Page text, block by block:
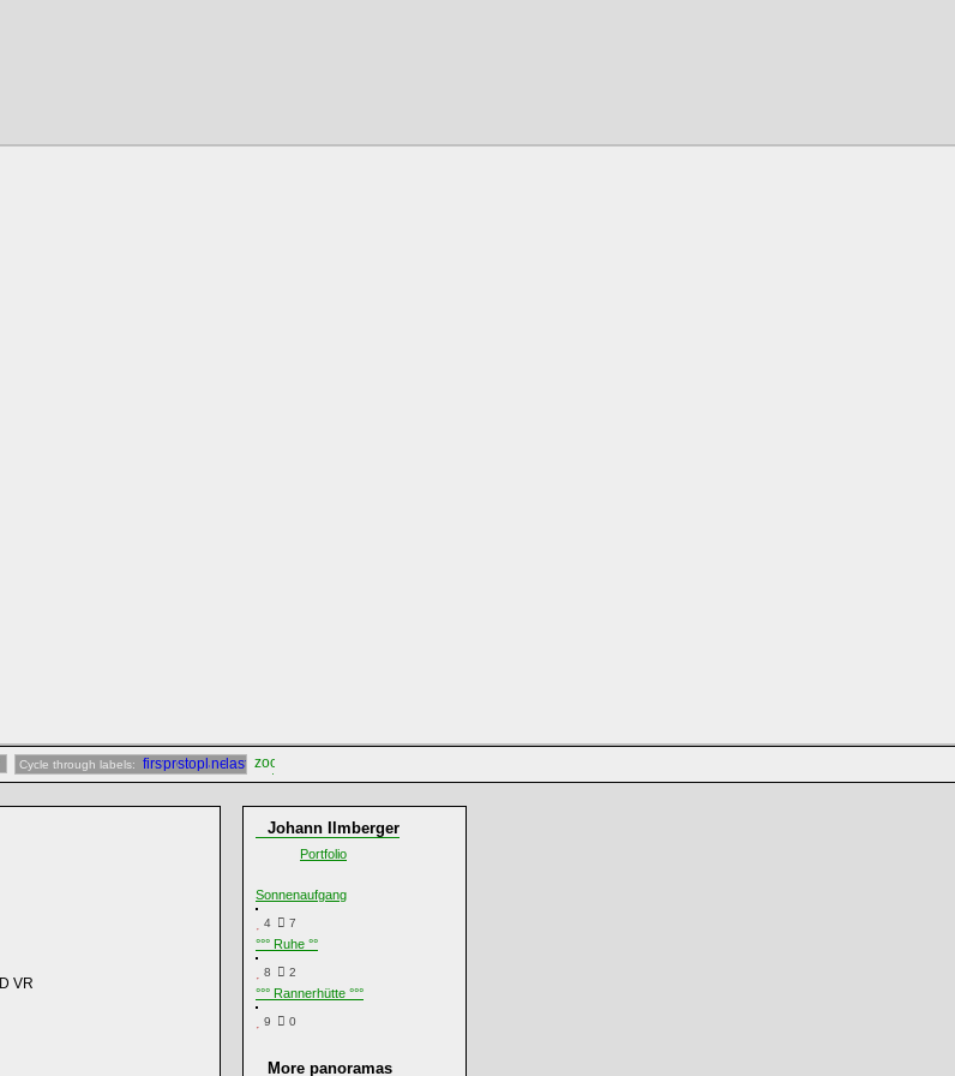
Cycle through labels:
VR
Johann Ilmberger
Portfolio
Sonnenaufgang
4 7
°°° Ruhe °°
8 2
°°° Rannerhütte °°°
9 0
More panoramas